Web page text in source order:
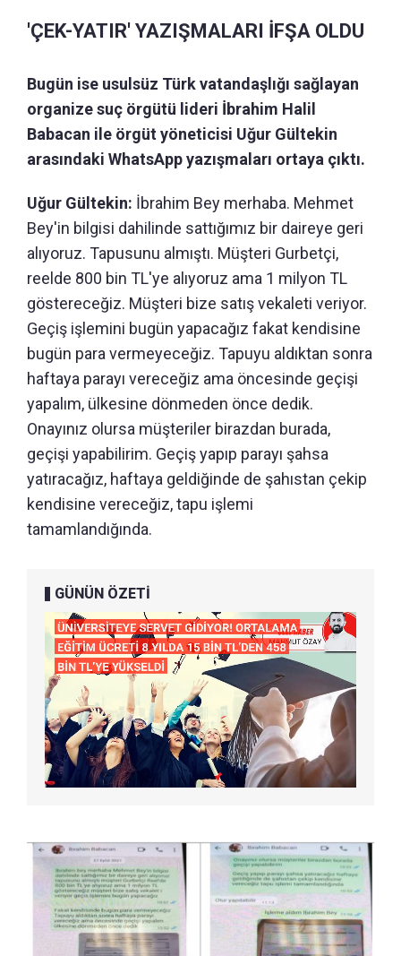
'ÇEK-YATIR' YAZIŞMALARI İFŞA OLDU
Bugün ise usulsüz Türk vatandaşlığı sağlayan
organize suç örgütü lideri İbrahim Halil
Babacan ile örgüt yöneticisi Uğur Gültekin
arasındaki WhatsApp yazışmaları ortaya çıktı.
Uğur Gültekin: İbrahim Bey merhaba. Mehmet
Bey'in bilgisi dahilinde sattığımız bir daireye geri
alıyoruz. Tapusunu almıştı. Müşteri Gurbetçi,
reelde 800 bin TL'ye alıyoruz ama 1 milyon TL
göstereceğiz. Müşteri bize satış vekaleti veriyor.
Geçiş işlemini bugün yapacağız fakat kendisine
bugün para vermeyeceğiz. Tapuyu aldıktan sonra
haftaya parayı vereceğiz ama öncesinde geçişi
yapalım, ülkesine dönmeden önce dedik.
Onayınız olursa müşteriler birazdan burada,
geçişi yapabilirim. Geçiş yapıp parayı şahsa
yatıracağız, haftaya geldiğinde de şahıstan çekip
kendisine vereceğiz, tapu işlemi
tamamlandığında.
GÜNÜN ÖZETİ